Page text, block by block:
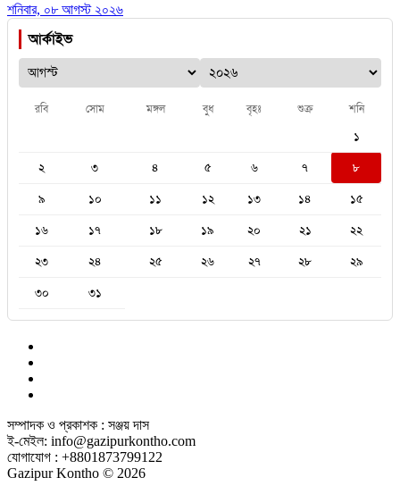
শনিবার, ০৮ আগস্ট ২০২৬
আর্কাইভ
রবি সোম মঙ্গল বুধ বৃহঃ শুক্র শনি
১
২
৩ ৪ ৫ ৬ ৭
৮
৯
১০ ১১ ১২ ১৩ ১৪
১৫
১৬
১৭ ১৮ ১৯ ২০ ২১
২২
২৩
২৪ ২৫ ২৬ ২৭ ২৮
২৯
৩০
৩১
সম্পাদক ও প্রকাশক : সঞ্জয় দাস
ই-মেইল: info@gazipurkontho.com
যোগাযোগ : +8801873799122
Gazipur Kontho © 2026